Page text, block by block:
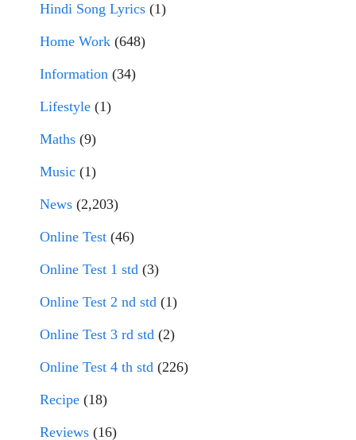
Hindi Song Lyrics (1)
Home Work (648)
Information (34)
Lifestyle (1)
Maths (9)
Music (1)
News (2,203)
Online Test (46)
Online Test 1 std (3)
Online Test 2 nd std (1)
Online Test 3 rd std (2)
Online Test 4 th std (226)
Recipe (18)
Reviews (16)